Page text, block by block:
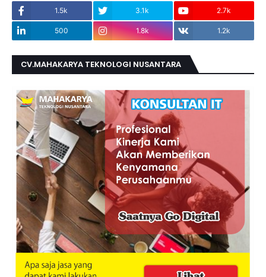
1.5k 3.1k 2.7k
500 1.8k 1.2k
CV.MAHAKARYA TEKNOLOGI NUSANTARA